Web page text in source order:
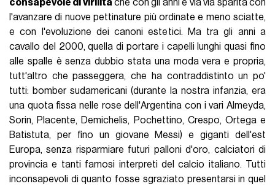
consapevole di virilità che con gli anni è via via sparita con
l'avanzare di nuove pettinature più ordinate e meno sciatte,
e con l'evoluzione dei canoni estetici. Ma tra gli anni a
cavallo del 2000, quella di portare i capelli lunghi quasi fino
alle spalle è senza dubbio stata una moda vera e propria,
tutt'altro che passeggera, che ha contraddistinto un po'
tutti: bomber sudamericani (durante la nostra infanzia, era
una quota fissa nelle rose dell'Argentina con i vari Almeyda,
Sorin, Placente, Demichelis, Pochettino, Crespo, Ortega e
Batistuta, per fino un giovane Messi) e giganti dell'est
Europa, senza risparmiare futuri palloni d'oro, calciatori di
provincia e tanti famosi interpreti del calcio italiano. Tutti
inconsapevoli di quanto fosse sgraziato presentarsi in quel